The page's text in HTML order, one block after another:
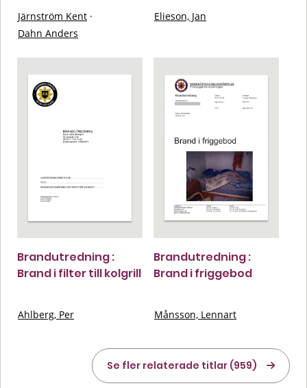
Järnström Kent ·
Dahn Anders
Elieson, Jan
Brandutredning :
Brand i filter till kolgrill
Ahlberg, Per
Brandutredning :
Brand i friggebod
Månsson, Lennart
Se fler relaterade titlar (959)